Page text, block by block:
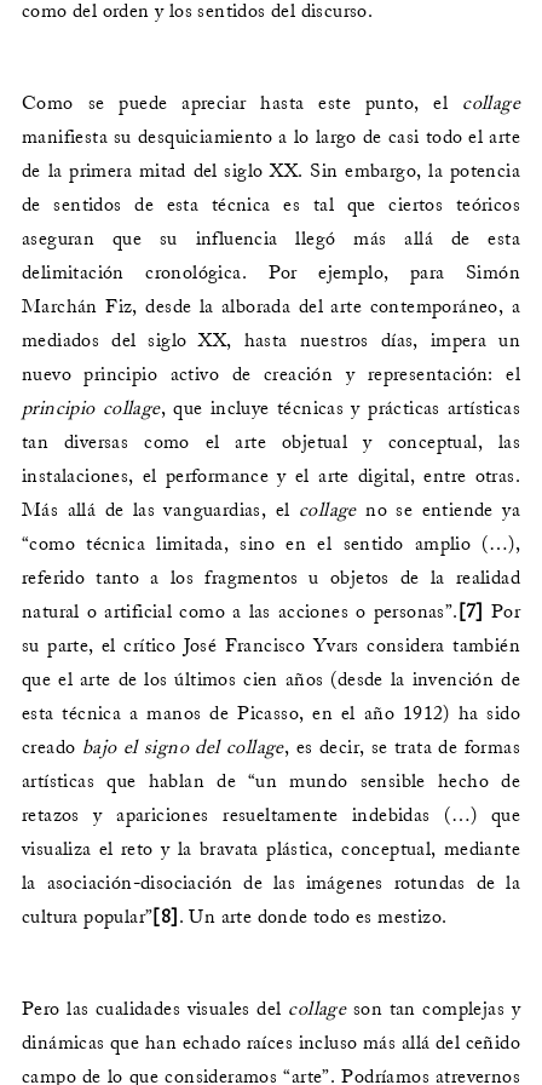
como del orden y los sentidos del discurso.
Como se puede apreciar hasta este punto, el collage
manifiesta su desquiciamiento a lo largo de casi todo el arte
de la primera mitad del siglo XX. Sin embargo, la potencia
de sentidos de esta técnica es tal que ciertos teóricos
aseguran que su influencia llegó más allá de esta
delimitación cronológica. Por ejemplo, para Simón
Marchán Fiz, desde la alborada del arte contemporáneo, a
mediados del siglo XX, hasta nuestros días, impera un
nuevo principio activo de creación y representación: el
principio collage, que incluye técnicas y prácticas artísticas
tan diversas como el arte objetual y conceptual, las
instalaciones, el performance y el arte digital, entre otras.
Más allá de las vanguardias, el collageno se entiende ya
“como técnica limitada, sino en el sentido amplio (…),
referido tanto a los fragmentos u objetos de la realidad
natural o artificial como a las acciones o personas”. [7]
Por
su parte, el crítico José Francisco Yvars considera también
que el arte de los últimos cien años (desde la invención de
esta técnica a manos de Picasso, en el año 1912) ha sido
creado bajo el signo del collage, es decir, se trata de formas
artísticas que hablan de “un mundo sensible hecho de
retazos y apariciones resueltamente indebidas (…) que
visualiza el reto y la bravata plástica, conceptual, mediante
la asociación-disociación de las imágenes rotundas de la
cultura popular” [8] . Un arte donde todo es mestizo.
Pero las cualidades visuales del collage son tan complejas y
dinámicas que han echado raíces incluso más allá del ceñido
campo de lo que consideramos “arte”. Podríamos atrevernos